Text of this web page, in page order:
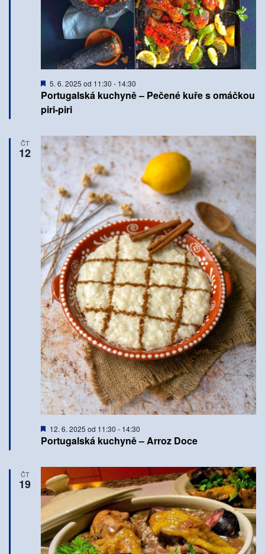
Portugalská kuchyně – Pečené kuře s omáčkou
piri-piri
Doporučené
5. 6. 2025 od 11:30 - 14:30
ČT
12
Portugalská kuchyně – Arroz Doce
Doporučené
12. 6. 2025 od 11:30 - 14:30
ČT
19